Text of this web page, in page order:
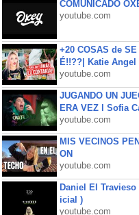
COMUNICADO
youtube.com
+20 COSAS de
É!!??| Katie Angel
youtube.com
JUGANDO UN
ERA VEZ l Sofia
youtube.com
MIS VECINOS
ON
youtube.com
Daniel El
icial )
youtube.com